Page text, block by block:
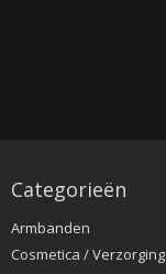
Categorieën
Armbanden
Cosmetica / Verzorging